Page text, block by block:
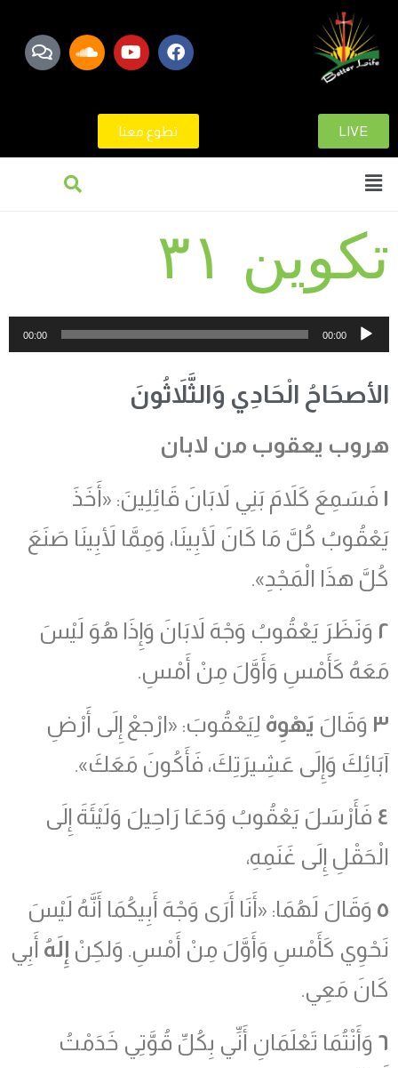
LIVE تطوع معنا
تكوين ٣١
مشغل
00:00
00:00
الأصحَاحُ الْحَادِي وَالثَّلاَثُونَ
هروب يعقوب من لابان
١ فَسَمِعَ كَلاَمَ بَنِي لاَبَانَ قَائِلِينَ: «أَخَذَ
يَعْقُوبُ كُلَّ مَا كَانَ لأَبِينَا، وَمِمَّا لأَبِينَا صَنَعَ
كُلَّ هذَا الْمَجْدِ».
٢ وَنَظَرَ يَعْقُوبُ وَجْهَ لاَبَانَ وَإِذَا هُوَ لَيْسَ
مَعَهُ كَأَمْسِ وَأَوَّلَ مِنْ أَمْسِ.
٣ وَقَالَ يَهْوِهْ لِيَعْقُوبَ: «ارْجعْ إِلَى أَرْضِ
آبَائِكَ وَإِلَى عَشِيرَتِكَ، فَأَكُونَ مَعَكَ».
٤ فَأَرْسَلَ يَعْقُوبُ وَدَعَا رَاحِيلَ وَلَيْئَةَ إِلَى
الْحَقْلِ إِلَى غَنَمِهِ،
٥ وَقَالَ لَهُمَا: «أَنَا أَرَى وَجْهَ أَبِيكُمَا أَنَّهُ لَيْسَ
نَحْوِي كَأَمْسِ وَأَوَّلَ مِنْ أَمْسِ. وَلكِنْ إِلَهُ أَبِي
كَانَ مَعِي.
٦ وَأَنْتُمَا تَعْلَمَانِ أَنِّي بِكُلِّ قُوَّتِي خَدَمْتُ